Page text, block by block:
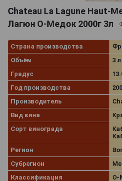
Chateau La Lagune Haut-
Лагюн О-Медок 2000г 3л
Страна производства
Объём
3 л
Градус
Год производства
Производитель
Вид вина
Сорт винограда
Регион
Субрегион
Классификация
О-